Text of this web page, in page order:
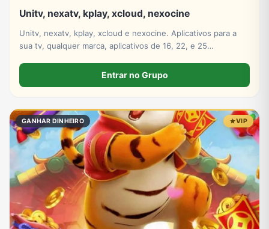
Unitv, nexatv, kplay, xcloud, nexocine
Unitv, nexatv, kplay, xcloud e nexocine. Aplicativos para a
sua tv, qualquer marca, aplicativos de 16, 22, e 25
Entrar no Grupo
GANHAR DINHEIRO VIP